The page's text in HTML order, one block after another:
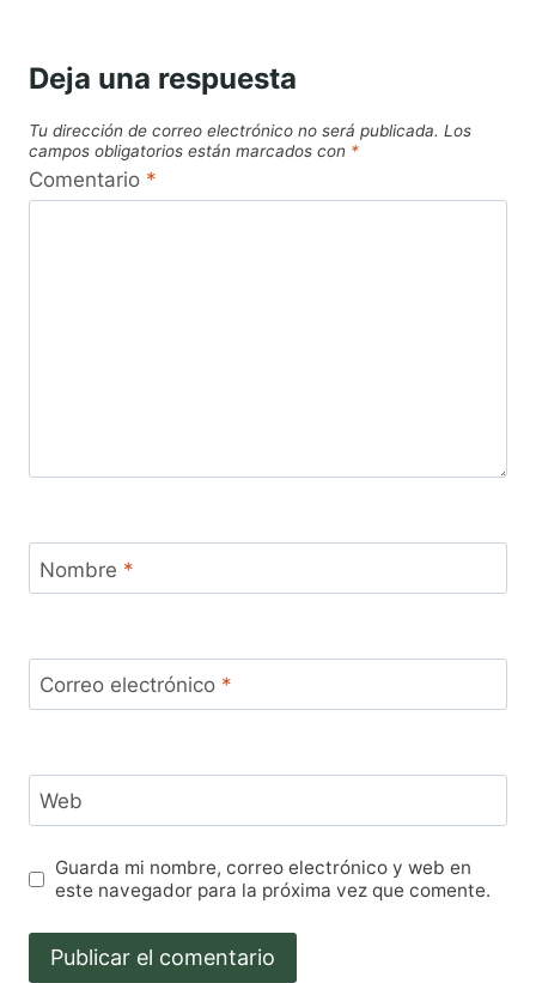
Deja una respuesta
Tu dirección de correo electrónico no será publicada. Los
campos obligatorios están marcados con *
Comentario *
Nombre *
Correo electrónico *
Web
Guarda mi nombre, correo electrónico y web en
este navegador para la próxima vez que comente.